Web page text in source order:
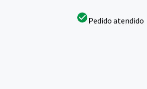
Pedido atendido